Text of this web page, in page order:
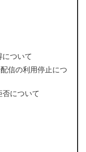
ついて
信の利用停止につ
について